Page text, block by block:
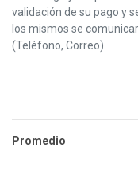
validación de su pago y
los mismos se
(Teléfono, Correo)
Promedio